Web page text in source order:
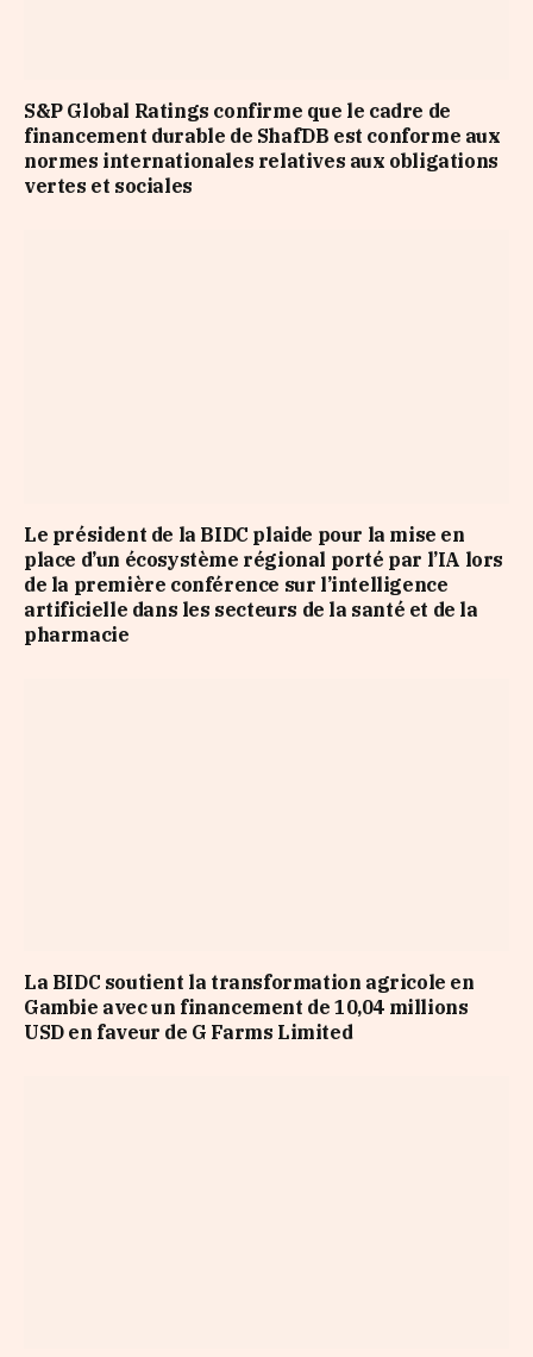
S&P Global Ratings confirme que le cadre de
financement durable de ShafDB est conforme aux
normes internationales relatives aux obligations
vertes et sociales
Le président de la BIDC plaide pour la mise en
place d’un écosystème régional porté par l’IA lors
de la première conférence sur l’intelligence
artificielle dans les secteurs de la santé et de la
pharmacie
La BIDC soutient la transformation agricole en
Gambie avec un financement de 10,04 millions
USD en faveur de G Farms Limited